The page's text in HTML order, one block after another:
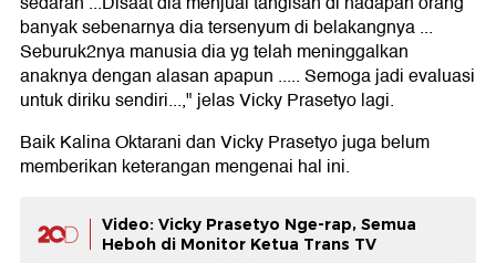
banyak sebenarnya dia tersenyum di belakangnya ...
Seburuk2nya manusia dia yg telah meninggalkan
anaknya dengan alasan apapun ..... Semoga jadi evaluasi
untuk diriku sendiri...," jelas Vicky Prasetyo lagi.
Baik Kalina Oktarani dan Vicky Prasetyo juga belum
memberikan keterangan mengenai hal ini.
Video: Vicky Prasetyo Nge-rap, Semua
Heboh di Monitor Ketua Trans TV